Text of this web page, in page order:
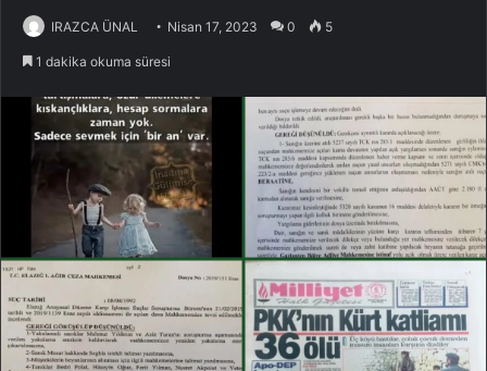
IRAZCA ÜNAL Nisan 17, 2023 0 5
1 dakika okuma süresi